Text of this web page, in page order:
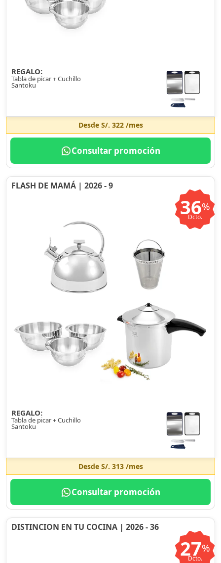
REGALO:
Tabla de picar + Cuchillo
Santoku
Desde S/. 322/mes
Consultar promoción
FLASH DE MAMÁ | 2026 - 9
36%
Dcto.
REGALO:
Tabla de picar + Cuchillo
Santoku
Desde S/. 313/mes
Consultar promoción
DISTINCION EN TU COCINA | 2026 - 36
27%
Dcto.